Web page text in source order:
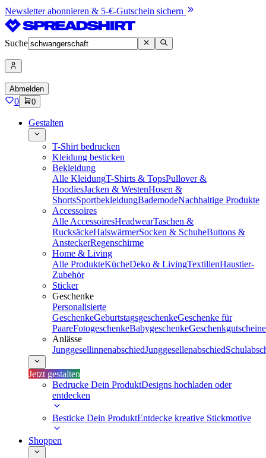
Newsletter abonnieren & 5-€-Gutschein sichern
Suche
Abmelden
0 0
Gestalten
T-Shirt bedrucken
Kleidung besticken
Bekleidung
Alle KleidungT-Shirts & TopsPullover &
HoodiesJacken & WestenHosen &
ShortsSportbekleidungBademodeNachhaltige Produkte
Accessoires
Alle AccessoiresHeadwearTaschen &
RucksäckeHalswärmerSocken & SchuheButtons &
AnsteckerRegenschirme
Home & Living
Alle ProdukteKücheDeko & LivingTextilienHaustier-
Zubehör
Sticker
Geschenke
Personalisierte
GeschenkeGeburtstagsgeschenkeGeschenke für
PaareFotogeschenkeBabygeschenkeGeschenkgutscheine
Anlässe
JunggesellinnenabschiedJunggesellenabschied
Jetzt gestalten
Bedrucke Dein ProduktDesigns hochladen oder
entdecken
Besticke Dein ProduktEntdecke kreative Stickmotive
Shoppen